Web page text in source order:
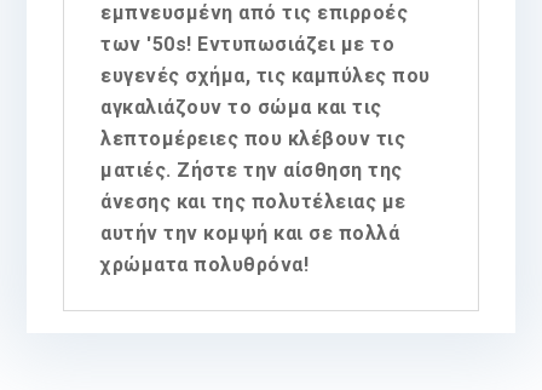
εμπνευσμένη από τις επιρροές
των '50s! Εντυπωσιάζει με το
ευγενές σχήμα, τις καμπύλες που
αγκαλιάζουν το σώμα και τις
λεπτομέρειες που κλέβουν τις
ματιές. Ζήστε την αίσθηση της
άνεσης και της πολυτέλειας με
αυτήν την κομψή και σε πολλά
χρώματα πολυθρόνα!